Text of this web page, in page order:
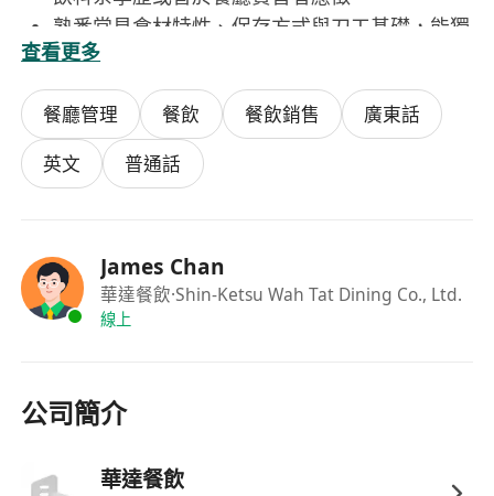
熟悉常見食材特性、保存方式與刀工基礎，能獨
立完成蔬菜、肉類、海鮮等分類處理
注重個人衛生與作業安全，了解HACCP原則與廚
房清潔消毒流程，無不良衛生紀錄
具責任感與團隊意識，能在高壓、快節奏環境中
穩定執行任務，並主動回報異常狀況
查看更多
餐廳管理 餐飲 餐飲銷售
廣東話
英文
普通話
James Chan
華達餐飲·Shin-Ketsu Wah Tat Dining Co., Ltd.
線上
公司簡介
華達餐飲